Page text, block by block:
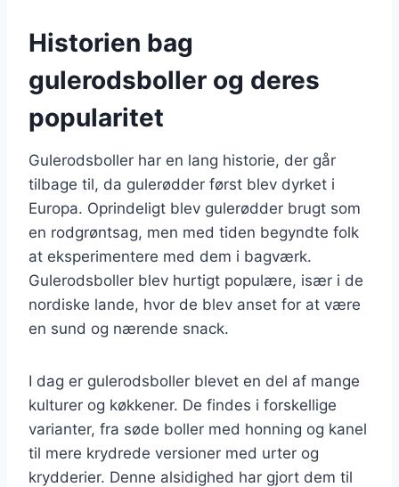
Historien bag
gulerodsboller og deres
popularitet
Gulerodsboller har en lang historie, der går
tilbage til, da gulerødder først blev dyrket i
Europa. Oprindeligt blev gulerødder brugt som
en rodgrøntsag, men med tiden begyndte folk
at eksperimentere med dem i bagværk.
Gulerodsboller blev hurtigt populære, især i de
nordiske lande, hvor de blev anset for at være
en sund og nærende snack.
I dag er gulerodsboller blevet en del af mange
kulturer og køkkener. De findes i forskellige
varianter, fra søde boller med honning og kanel
til mere krydrede versioner med urter og
krydderier. Denne alsidighed har gjort dem til